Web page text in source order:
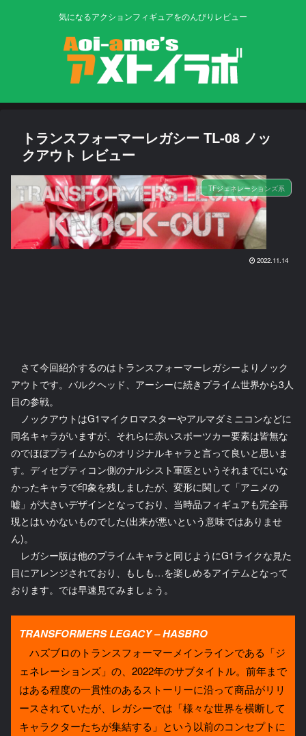
気になるアクションフィギュアをのんびりレビュー
トランスフォーマーレガシー TL-08 ノッ
クアウト レビュー
TFジェネレーションズ系
2022.11.14
さて今回紹介するのはトランスフォーマーレガシーよりノック
アウトです。バルクヘッド、アーシーに続きプライム世界から3人
目の参戦。
ノックアウトはG1マイクロマスターやアルマダミニコンなどに
同名キャラがいますが、それらに赤いスポーツカー要素は皆無な
のでほぼプライムからのオリジナルキャラと言って良いと思いま
す。ディセプティコン側のナルシスト軍医というそれまでにいな
かったキャラで印象を残しましたが、変形に関して「アニメの
嘘」が大きいデザインとなっており、当時品フィギュアも完全再
現とはいかないものでした(出来が悪いという意味ではありませ
ん)。
レガシー版は他のプライムキャラと同じようにG1ライクな見た
目にアレンジされており、もしも…を楽しめるアイテムとなって
おります。では早速見てみましょう。
TRANSFORMERS LEGACY – HASBRO
ハズブロのトランスフォーマーメインラインである「ジ
ェネレーションズ」の、2022年のサブタイトル。前年まで
はある程度の一貫性のあるストーリーに沿って商品がリリ
ースされていたが、レガシーでは「様々な世界を横断して
キャラクターたちが集結する」という以前のコンセプトに